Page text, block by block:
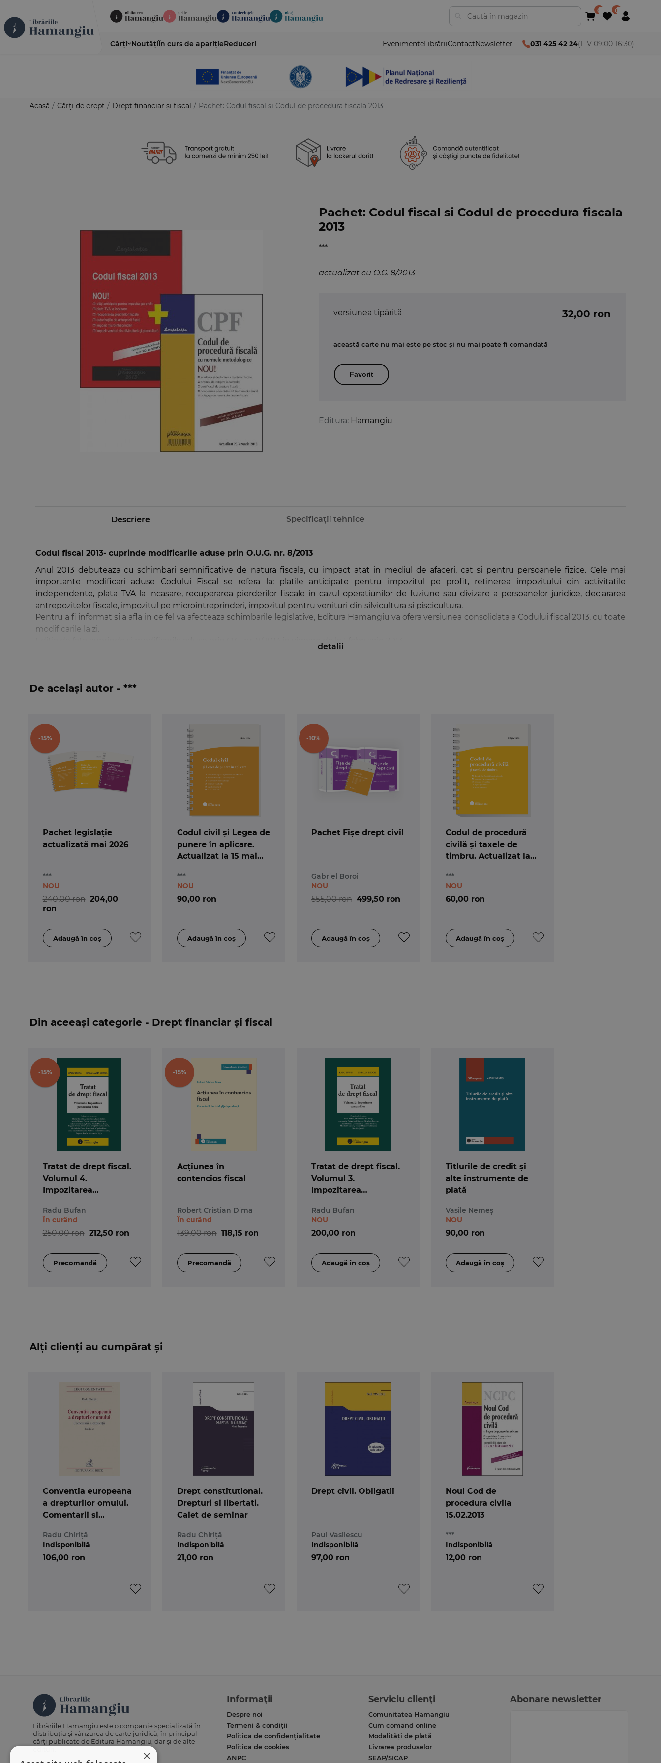
Cărți NoutățiÎn curs de aparițieReduceri EvenimenteLibrăriiContactNewsletter 031 425 42 24(L-V 09:00-16:30)
Acasă / Cărți de drept / Drept financiar și fiscal / Pachet: Codul fiscal si Codul de procedura fiscala 2013
Pachet: Codul fiscal si Codul de procedura fiscala
2013
actualizat cu O.G. 8/2013
***
Editura: Hamangiu
versiunea tipărită 32,00 ron
această carte nu mai este pe stoc și nu mai poate fi comandată
Favorit
Descriere Specificații tehnice
Codul fiscal 2013- cuprinde modificarile aduse prin O.U.G. nr. 8/2013
Anul 2013 debuteaza cu schimbari semnificative de natura fiscala, cu impact atat in mediul de afaceri, cat si pentru persoanele fizice. Cele mai
importante modificari aduse Codului Fiscal se refera la: platile anticipate pentru impozitul pe profit, retinerea impozitului din activitatile
independente, plata TVA la incasare, recuperarea pierderilor fiscale in cazul operatiunilor de fuziune sau divizare a persoanelor juridice, declararea
antrepozitelor fiscale, impozitul pe microintreprinderi, impozitul pentru venituri din silvicultura si piscicultura.
Pentru a fi informat si a afla in ce fel va afecteaza schimbarile legislative, Editura Hamangiu va ofera versiunea consolidata a Codului fiscal 2013, cu toate
modificarile la zi.
Editia de fata cuprinde si modificarile aduse prin O.G. nr. 8/2013 in vigoare de la 1 februarie 2013.
Pentru ca, dupa cum ne-am obisnuit deja, Codul fiscal ar fi inaplicabil fara noianul de ordine, instructiuni, decizii si proceduri emise de Ministerul
Codul de procedura fiscala cu normele metodologice si 2 legi uzuale - actualizat 25 ianuarie 2013
- modificarea termenului de declarare a creantelor fiscale – creantele pentru care scadenta si termenul de declarare se implinesc la 25 decembrie,
devin scadente si trebuie declarate pana la data de 21 decembrie;
- certificarea declaratiilor fiscale anuale de catre un consultant fiscal – se suspenda aplicarea acestor prevederi pana la 1 ianuarie 2015;
- ordinea de stingere a creantelor – daca un contribuabil datoreaza mai multe tipuri de creante fiscale, iar sumele platite nu sunt suficiente pentru a
stinge toate datoriile, se sting cu prioritate obligatiile principale, in ordinea vechimii acestora, si apoi dobanzile si penalitatile, in ordinea vechimii;
- declaratia privind venitul asigurat la sistemul public de pensii;
- obligatia depunerii declaratiei fiscale;
S-au mai modificat, de asemenea, si unele prevederi privind emiterea certificatului de atestare fiscala si se aplica de la 1 ianuarie 2013 prevederile
privind cooperarea administrativa in domeniul fiscal.
Editia de fata cuprinde si ultimele modificari aduse prin O.G. nr. 8/2013, precum si note explicative si trimiteri la toate ordinele, instructiunile, deciziile si
detalii
De același autor - ***
-15%
Pachet legislație
actualizată mai 2026
***
240,00 ron 204,00
ron
NOU
Codul civil și Legea de
punere în aplicare.
Actualizat la 15 mai
***
90,00 ron
NOU
-10%
Pachet Fișe drept civil
Gabriel Boroi
555,00 ron 499,50 ron
NOU
Codul de procedură
civilă și taxele de
timbru. Actualizat la
***
60,00 ron
NOU
Din aceeași categorie - Drept financiar și fiscal
-15%
Tratat de drept fiscal.
Volumul 4.
Impozitarea
Radu Bufan
250,00 ron 212,50 ron
În curând
-15%
Acțiunea în
contencios fiscal
Robert Cristian Dima
139,00 ron 118,15 ron
În curând
Tratat de drept fiscal.
Volumul 3.
Impozitarea
Radu Bufan
200,00 ron
NOU
Titlurile de credit și
alte instrumente de
plată
Vasile Nemeș
90,00 ron
NOU
Alți clienți au cumpărat și
Conventia europeana
a drepturilor omului.
Comentarii si
Radu Chiriță
106,00 ron
Indisponibilă
Drept constitutional.
Drepturi si libertati.
Caiet de seminar
Radu Chiriță
21,00 ron
Indisponibilă
Drept civil. Obligatii
Paul Vasilescu
97,00 ron
Indisponibilă
Noul Cod de
procedura civila
15.02.2013
***
12,00 ron
Indisponibilă
×
Librăriile Hamangiu este o companie specializată în
distribuția și vânzarea de carte juridică, în principal
cărți publicate de Editura Hamangiu, dar și de alte
Informații
Despre noi
Termeni & condiții
Politica de confidențialitate
Politica de cookies
ANPC
Serviciu clienți
Comunitatea Hamangiu
Cum comand online
Modalități de plată
Livrarea produselor
SEAP/SICAP
Abonare newsletter